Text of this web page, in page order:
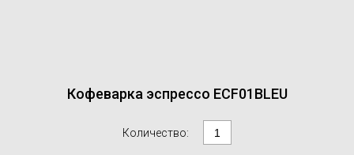
Кофеварка эспрессо ECF01BLEU
Количество: